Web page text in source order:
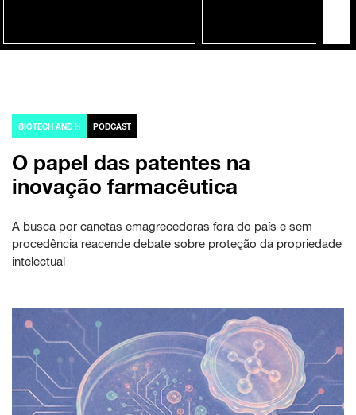
BIOTECH AND H PODCAST
O papel das patentes na
inovação farmacêutica
A busca por canetas emagrecedoras fora do país e sem
procedência reacende debate sobre proteção da propriedade
intelectual